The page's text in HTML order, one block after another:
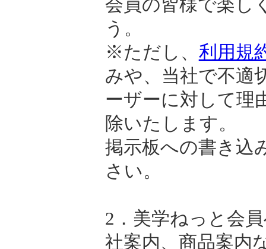
会員の皆様で楽し
う。
※ただし、 利用規
みや、当社で不適
ーザーに対して理
除いたします。
掲示板への書き込
さい。
2．美学ねっと会
社案内、商品案内